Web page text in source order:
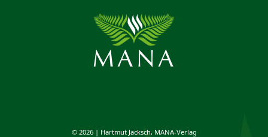
© 2026 | Hartmut Jäcksch, MANA-Verlag